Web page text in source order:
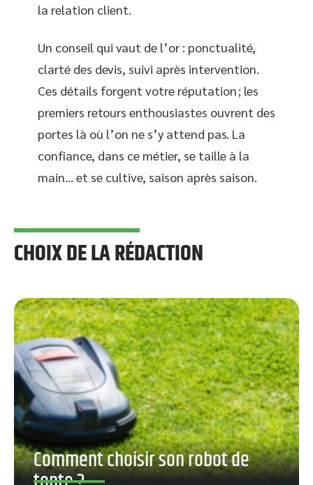
la relation client.
Un conseil qui vaut de l’or : ponctualité,
clarté des devis, suivi après intervention.
Ces détails forgent votre réputation ; les
premiers retours enthousiastes ouvrent des
portes là où l’on ne s’y attend pas. La
confiance, dans ce métier, se taille à la
main… et se cultive, saison après saison.
CHOIX DE LA RÉDACTION
Comment choisir son robot de